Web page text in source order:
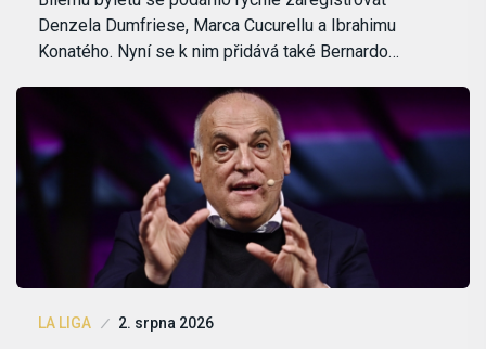
Denzela Dumfriese, Marca Cucurellu a Ibrahimu
Konatého. Nyní se k nim přidává také Bernardo…
LA LIGA 2. srpna 2026